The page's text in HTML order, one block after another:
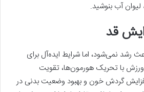
قد
رشد نمی‌شود، اما شرایط ایده‌آل برای
ورزش با تحریک هورمون‌ها، تقویت
گردش خون و بهبود وضعیت بدنی در